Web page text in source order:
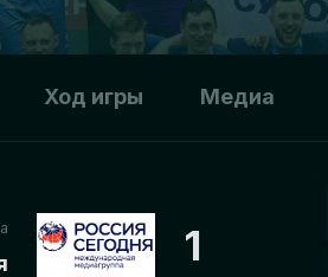
Ход игры Медиа
1